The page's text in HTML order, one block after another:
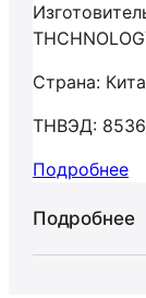
Страна:
ТНВЭД:
Подробнее
Подробнее